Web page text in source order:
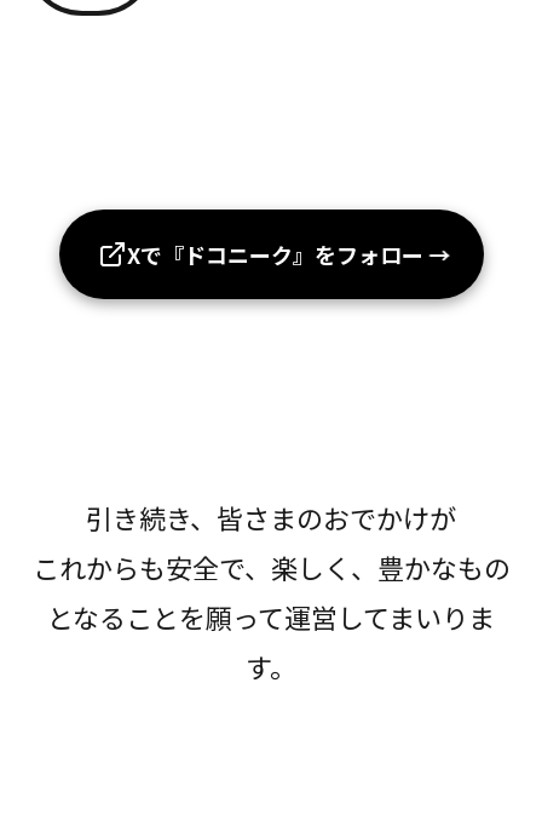
Xで『ドコニーク』をフォロー →
引き続き、皆さまのおでかけが
これからも安全で、楽しく、豊かなもの
となることを願って運営してまいりま
す。